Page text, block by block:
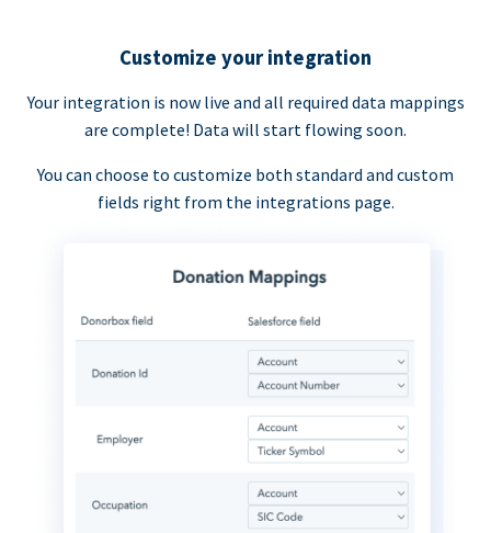
Customize your integration
Your integration is now live and all required data mappings
are complete! Data will start flowing soon.
You can choose to customize both standard and custom
fields right from the integrations page.